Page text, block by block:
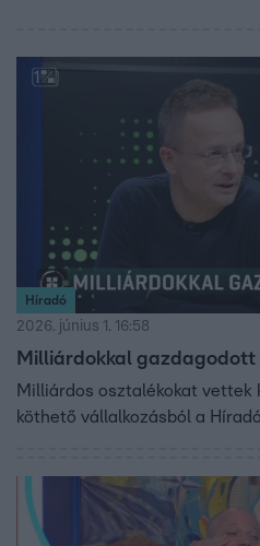
Híradó
2026. június 1. 16:58
Milliárdokkal gazdagodott
Milliárdos osztalékokat vettek
köthető vállalkozásból a